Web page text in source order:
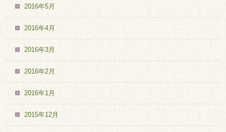
2016年5月
2016年4月
2016年3月
2016年2月
2016年1月
2015年12月